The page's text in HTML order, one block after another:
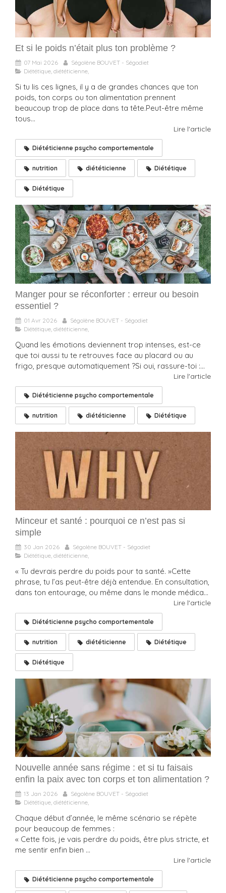
Et si le poids n’était plus ton problème ?
07 Mai 2026
Ségolène BOUVET - Ségodiet
Diététique, diététicienne,
Si tu lis ces lignes, il y a de grandes chances que ton
poids, ton corps ou ton alimentation prennent
beaucoup trop de place dans ta tête.Peut-être même
tous...
Lire l'article
Diététicienne psycho comportementale
nutrition diététicienne Diététique
Diététique
Manger pour se réconforter : erreur ou besoin
essentiel ?
01 Avr 2026
Ségolène BOUVET - Ségodiet
Diététique, diététicienne,
Quand les émotions deviennent trop intenses, est-ce
que toi aussi tu te retrouves face au placard ou au
frigo, presque automatiquement ?Si oui, rassure-toi :...
Lire l'article
Diététicienne psycho comportementale
nutrition diététicienne Diététique
Minceur et santé : pourquoi ce n’est pas si
simple
30 Jan 2026
Ségolène BOUVET - Ségodiet
Diététique, diététicienne,
« Tu devrais perdre du poids pour ta santé. »Cette
phrase, tu l’as peut-être déjà entendue. En consultation,
dans ton entourage, ou même dans le monde médica...
Lire l'article
Diététicienne psycho comportementale
nutrition diététicienne Diététique
Diététique
Nouvelle année sans régime : et si tu faisais
enfin la paix avec ton corps et ton alimentation ?
13 Jan 2026
Ségolène BOUVET - Ségodiet
Diététique, diététicienne,
Chaque début d’année, le même scénario se répète
pour beaucoup de femmes :
« Cette fois, je vais perdre du poids, être plus stricte, et
me sentir enfin bien ...
Lire l'article
Diététicienne psycho comportementale